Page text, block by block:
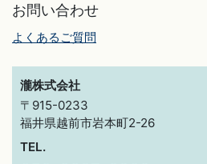
お問い合わせ
よくあるご質問
瀧株式会社
〒915-0233
福井県越前市岩本町2-26
TEL.